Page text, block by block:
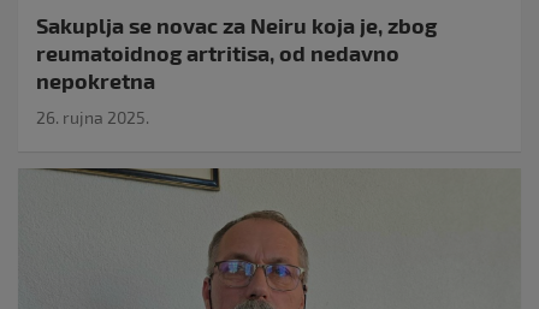
Sakuplja se novac za Neiru koja je, zbog
reumatoidnog artritisa, od nedavno
nepokretna
26. rujna 2025.